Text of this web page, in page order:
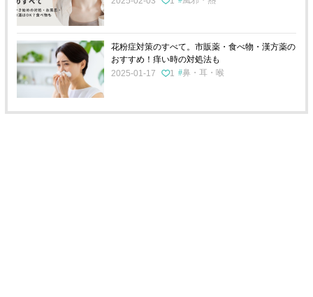
花粉症対策のすべて。市販薬・食べ物・漢方薬の
おすすめ！痒い時の対処法も
2025-01-17
1 鼻・耳・喉